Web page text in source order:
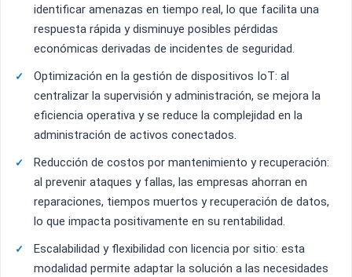
identificar amenazas en tiempo real, lo que facilita una
respuesta rápida y disminuye posibles pérdidas
económicas derivadas de incidentes de seguridad.
Optimización en la gestión de dispositivos IoT: al
centralizar la supervisión y administración, se mejora la
eficiencia operativa y se reduce la complejidad en la
administración de activos conectados.
Reducción de costos por mantenimiento y recuperación:
al prevenir ataques y fallas, las empresas ahorran en
reparaciones, tiempos muertos y recuperación de datos,
lo que impacta positivamente en su rentabilidad.
Escalabilidad y flexibilidad con licencia por sitio: esta
modalidad permite adaptar la solución a las necesidades